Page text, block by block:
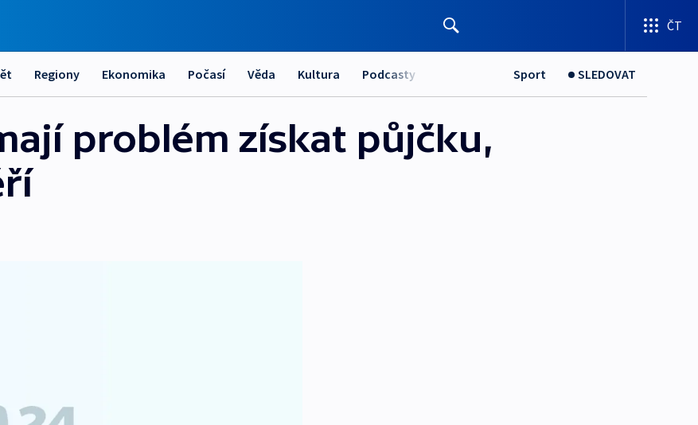
ČT
Regiony Ekonomika Počasí Věda Kultura Podcasty Sport SLEDOVAT
problém získat půjčku,